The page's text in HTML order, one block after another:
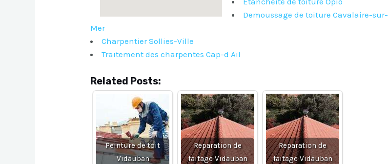
Demoussage de toiture Cavalaire-sur-
Mer
Charpentier Sollies-Ville
Traitement des charpentes Cap-d Ail
Related Posts:
Peinture de toit
Vidauban
Reparation de
faitage Vidauban
Reparation de
faitage Vidauban